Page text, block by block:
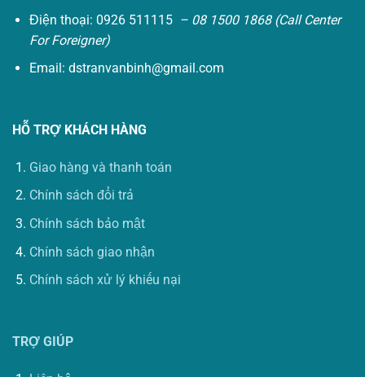
Điện thoại: 0926 511115 – 08 1500 1868 (Call Center
For Foreigner)
Email: dstranvanbinh@gmail.com
HỖ TRỢ KHÁCH HÀNG
Giao hàng và thanh toán
Chính sách đổi trả
Chính sách bảo mật
Chính sách giao nhận
Chính sách xử lý khiếu nại
TRỢ GIÚP